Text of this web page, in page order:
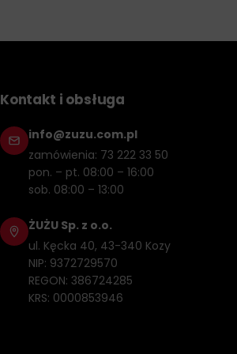
Kontakt i obsługa
info@zuzu.com.pl
zamówienia: 73 222 33 50
pon. – pt. 08:00 – 16:00
sob. 08:00 – 13:00
ŻUŻU Sp. z o.o.
ul. Kęcka 40, 43-340 Kozy
NIP: 9372729570
REGON: 386724285
KRS: 0000853946